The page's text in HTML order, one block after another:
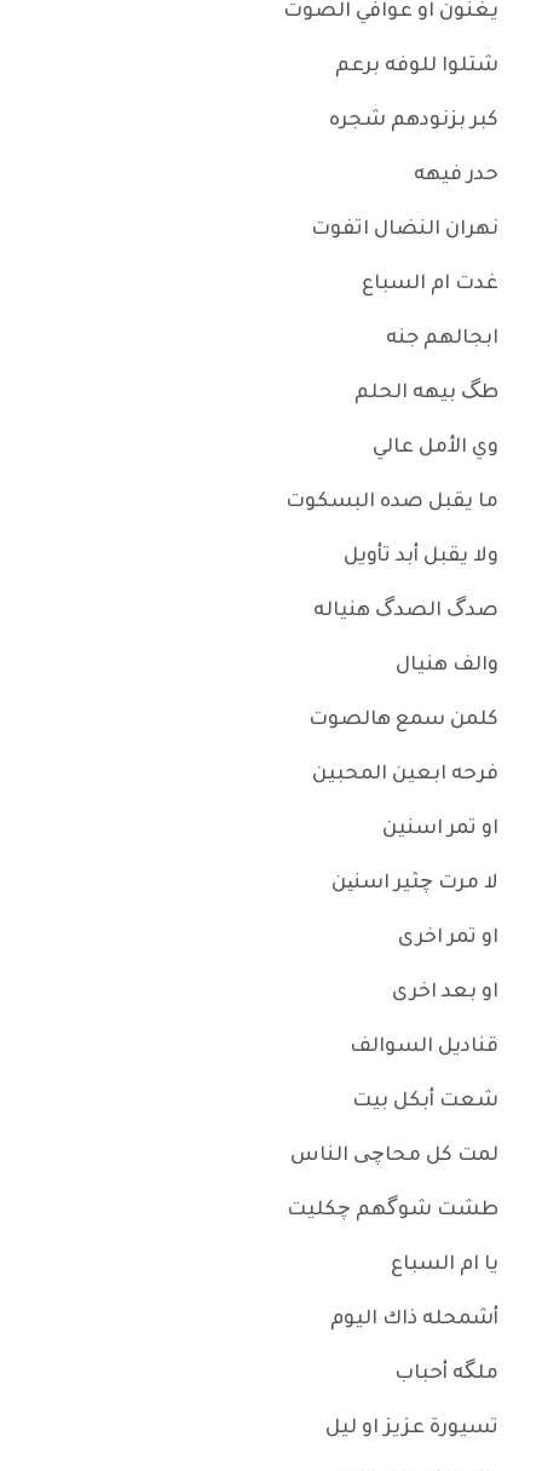
يغنون او عوافي الصوت
شتلوا للوفه برعم
كبر بزنودهم شجره
حدر فيهه
نهران النضال اتفوت
غدت ام السباع
ابجالهم جنه
طگ بيهه الحلم
وي الأمل عالي
ما يقبل صده البسكوت
ولا يقبل أبد تأويل
صدگ الصدگ هنياله
والف هنيال
كلمن سمع هالصوت
فرحه ابعين المحبين
او تمر اسنين
لا مرت چثير اسنین
او تمر اخرى
او بعد اخرى
قناديل السوالف
شعت أبكل بيت
لمت كل محاچی الناس
طشت شوگهم چكليت
يا ام السباع
أشمحله ذاك اليوم
ملگه أحباب
تسيورة عزيز او ليل